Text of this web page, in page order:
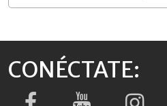
CONÉCTATE: